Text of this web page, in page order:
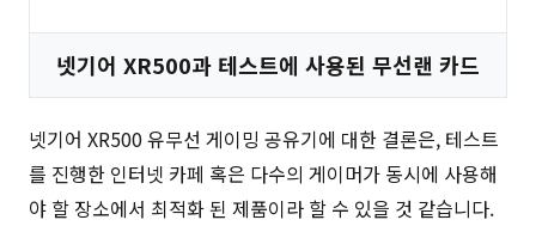
넷기어 XR500과 테스트에 사용된 무선랜 카드
넷기어 XR500 유무선 게이밍 공유기에 대한 결론은, 테스트
를 진행한 인터넷 카페 혹은 다수의 게이머가 동시에 사용해
야 할 장소에서 최적화 된 제품이라 할 수 있을 것 같습니다.